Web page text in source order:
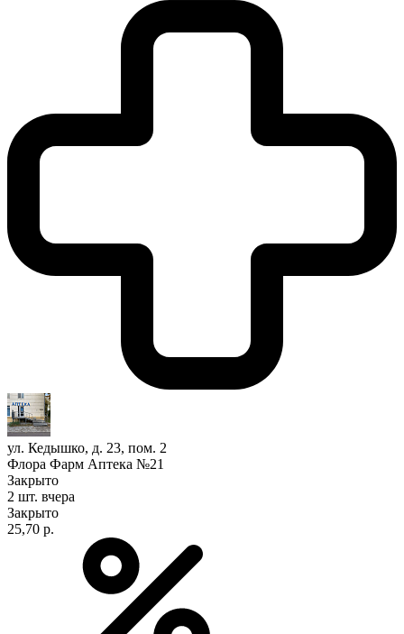
ул. Кедышко, д. 23, пом. 2
Флора Фарм Аптека №21
Закрыто
2 шт. вчера
Закрыто
25,70 р.